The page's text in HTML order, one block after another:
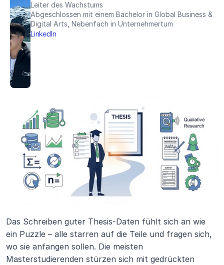
Leiter des Wachstums
Abgeschlossen mit einem Bachelor in Global Business &
Digital Arts, Nebenfach in Unternehmertum
LinkedIn
Das Schreiben guter Thesis-Daten fühlt sich an wie
ein Puzzle – alle starren auf die Teile und fragen sich,
wo sie anfangen sollen. Die meisten
Masterstudierenden stürzen sich mit gedrückten